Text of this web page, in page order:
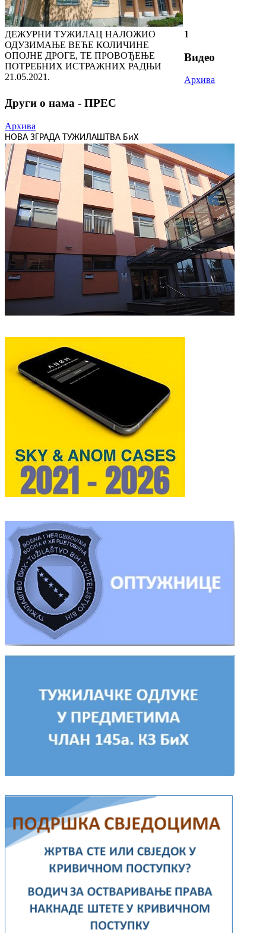
ДЕЖУРНИ ТУЖИЛАЦ НАЛОЖИО
ОДУЗИМАЊЕ ВЕЋЕ КОЛИЧИНЕ
ОПОЈНЕ ДРОГЕ, ТЕ ПРОВОЂЕЊЕ
ПОТРЕБНИХ ИСТРАЖНИХ РАДЊИ
21.05.2021.
1
Видео
Архива
Други о нама - ПРЕС
Архива
НОВА ЗГРАДА ТУЖИЛАШТВА БиХ